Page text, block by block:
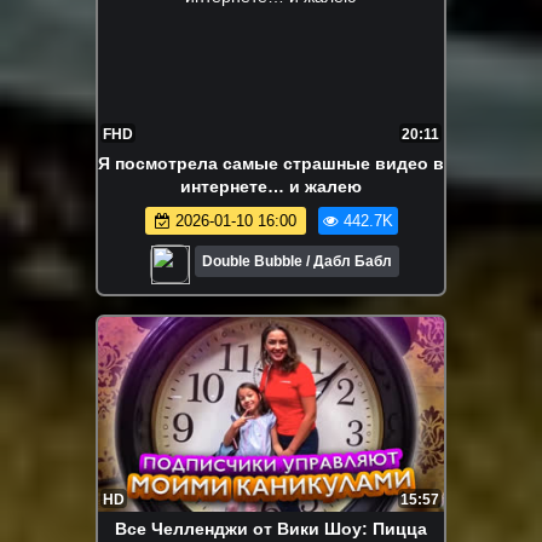
FHD 20:11
Я посмотрела самые страшные видео в
интернете… и жалею
2026-01-10 16:00 442.7K
Double Bubble / Дабл Бабл
HD 15:57
Все Челленджи от Вики Шоу: Пицца